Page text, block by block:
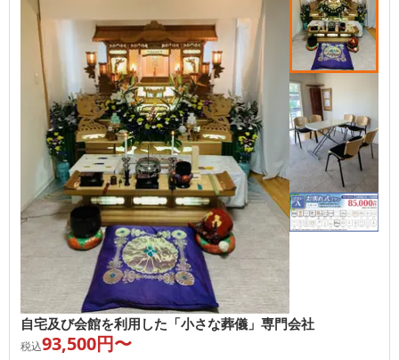
自宅及び会館を利用した「小さな葬儀」専門会社
税込93,500円〜